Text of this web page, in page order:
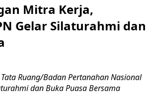
Mitra Kerja,
Gelar Silaturahmi dan
Ruang/Badan Pertanahan Nasional
dan Buka Puasa Bersama